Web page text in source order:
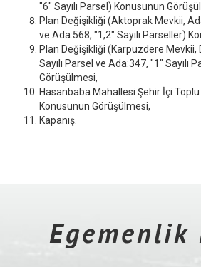
"6" Sayılı Parsel) Konusunun
Plan Değişikliği (Aktoprak Mevkii,
ve Ada:568, "1,2" Sayılı Parseller)
Plan Değişikliği (Karpuzdere
Sayılı Parsel ve Ada:347, "1" Sayılı
Görüşülmesi,
Hasanbaba Mahallesi Şehir İçi
Konusunun Görüşülmesi,
Kapanış.
Egemenlik